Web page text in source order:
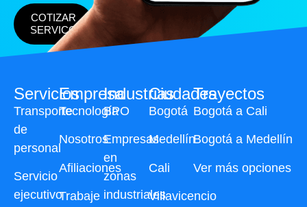
COTIZAR
SERVICO
Servicios
Transporte
de
personal
Servicio
ejecutivo
Industrias
BPO
Empresas
en
zonas
industriales
Ciudades
Bogotá
Medellín
Cali
Villavicencio
Trayectos
Bogotá a Cali
Bogotá a Medellín
Ver más opciones
Empresa
Tecnología
Nosotros
Afiliaciones
Trabaje